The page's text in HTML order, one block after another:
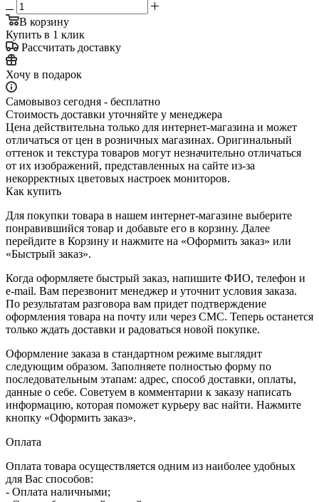
В корзину
Купить в 1 клик
Рассчитать доставку
Хочу в подарок
Самовывоз сегодня - бесплатно
Стоимость доставки уточняйте у менеджера
Цена действительна только для интернет-магазина и может
отличаться от цен в розничных магазинах. Оригинальный
оттенок и текстура товаров могут незначительно отличаться
от их изображений, представленных на сайте из-за
некорректных цветовых настроек мониторов.
Как купить
Для покупки товара в нашем интернет-магазине выберите
понравившийся товар и добавьте его в корзину. Далее
перейдите в Корзину и нажмите на «Оформить заказ» или
«Быстрый заказ».
Когда оформляете быстрый заказ, напишите ФИО, телефон и
e-mail. Вам перезвонит менеджер и уточнит условия заказа.
По результатам разговора вам придет подтверждение
оформления товара на почту или через СМС. Теперь останется
только ждать доставки и радоваться новой покупке.
Оформление заказа в стандартном режиме выглядит
следующим образом. Заполняете полностью форму по
последовательным этапам: адрес, способ доставки, оплаты,
данные о себе. Советуем в комментарии к заказу написать
информацию, которая поможет курьеру вас найти. Нажмите
кнопку «Оформить заказ».
Оплата
Оплата товара осуществляется одним из наиболее удобных
для Вас способов:
- Оплата наличными;